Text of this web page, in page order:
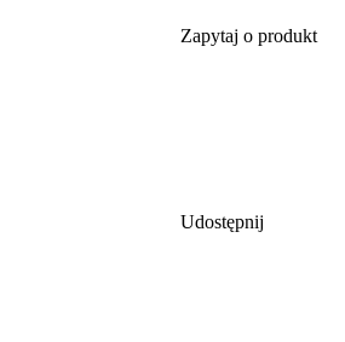
Zapytaj o produkt
Udostępnij